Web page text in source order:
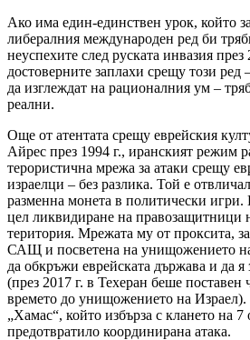
Ако има един-единствен урок, който
либералния международен ред би
неуспехите след руската инвазия през
достоверните заплахи срещу този ред
да изглеждат на рационалния ум –
реални.
Още от атентата срещу еврейския
Айрес през 1994 г., иранският режим
терористична мрежа за атаки срещу
израелци – без разлика. Той е
разменна монета в политически игри.
цел ликвидиране на правозащитници
територия. Мрежата му от проксита,
САЩ и посветена на унищожението на
да обкръжи еврейската държава и да я
(през 2017 г. в Техеран беше поставен
времето до унищожението на
„Хамас“, който избърза с клането на
предотвратило координирана атака.